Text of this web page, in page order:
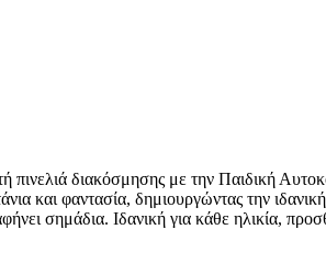
πινελιά διακόσμησης με την Παιδική
και φαντασία, δημιουργώντας την
σημάδια. Ιδανική για κάθε ηλικία,